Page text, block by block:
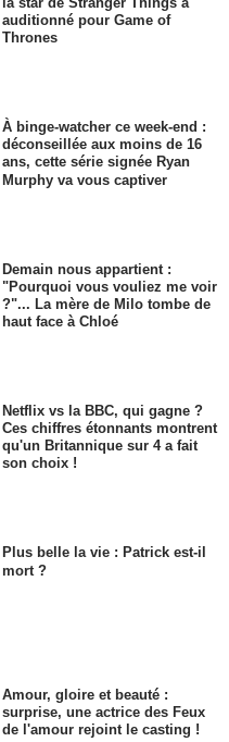
auditionné pour Game of
Thrones
À binge-watcher ce week-end :
déconseillée aux moins de 16
ans, cette série signée Ryan
Murphy va vous captiver
Demain nous appartient :
"Pourquoi vous vouliez me voir
?"... La mère de Milo tombe de
haut face à Chloé
Netflix vs la BBC, qui gagne ?
Ces chiffres étonnants montrent
qu'un Britannique sur 4 a fait
son choix !
Plus belle la vie : Patrick est-il
mort ?
Amour, gloire et beauté :
surprise, une actrice des Feux
de l'amour rejoint le casting !